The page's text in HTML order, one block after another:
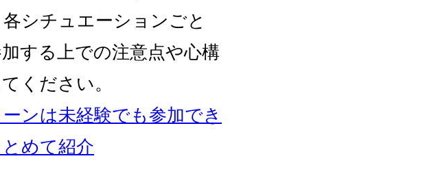
シチュエーションごと
する上での注意点や心構
ください。
ンは未経験でも参加でき
めて紹介